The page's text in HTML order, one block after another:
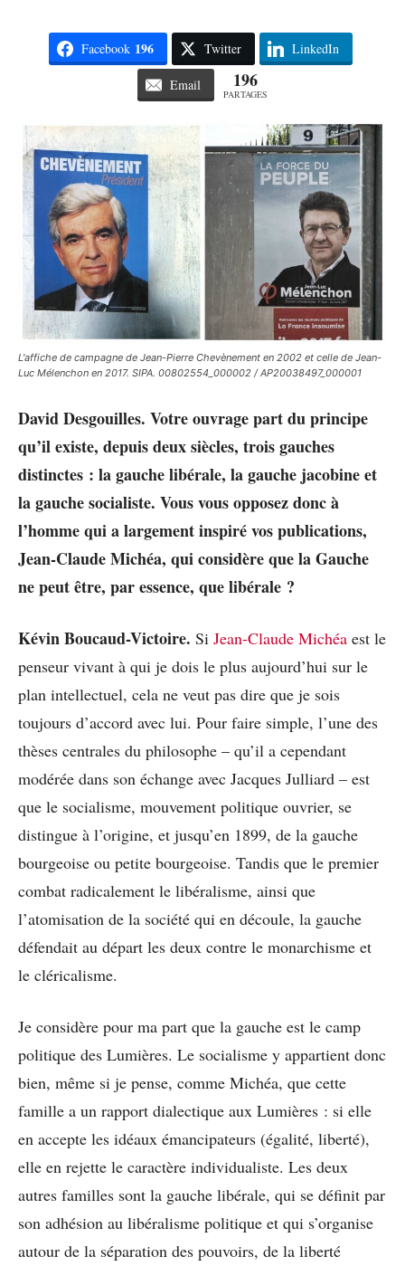
Facebook 196 Twitter LinkedIn
Email 196
PARTAGES
L'affiche de campagne de Jean-Pierre Chevènement en 2002 et celle de Jean-
Luc Mélenchon en 2017. SIPA. 00802554_000002 / AP20038497_000001
David Desgouilles. Votre ouvrage part du principe
qu’il existe, depuis deux siècles, trois gauches
distinctes : la gauche libérale, la gauche jacobine et
la gauche socialiste. Vous vous opposez donc à
l’homme qui a largement inspiré vos publications,
Jean-Claude Michéa, qui considère que la Gauche
ne peut être, par essence, que libérale ?
Kévin Boucaud-Victoire. Si Jean-Claude Michéa est le
penseur vivant à qui je dois le plus aujourd’hui sur le
plan intellectuel, cela ne veut pas dire que je sois
toujours d’accord avec lui. Pour faire simple, l’une des
thèses centrales du philosophe – qu’il a cependant
modérée dans son échange avec Jacques Julliard – est
que le socialisme, mouvement politique ouvrier, se
distingue à l’origine, et jusqu’en 1899, de la gauche
bourgeoise ou petite bourgeoise. Tandis que le premier
combat radicalement le libéralisme, ainsi que
l’atomisation de la société qui en découle, la gauche
défendait au départ les deux contre le monarchisme et
le cléricalisme.
Je considère pour ma part que la gauche est le camp
politique des Lumières. Le socialisme y appartient donc
bien, même si je pense, comme Michéa, que cette
famille a un rapport dialectique aux Lumières : si elle
en accepte les idéaux émancipateurs (égalité, liberté),
elle en rejette le caractère individualiste. Les deux
autres familles sont la gauche libérale, qui se définit par
son adhésion au libéralisme politique et qui s’organise
autour de la séparation des pouvoirs, de la liberté